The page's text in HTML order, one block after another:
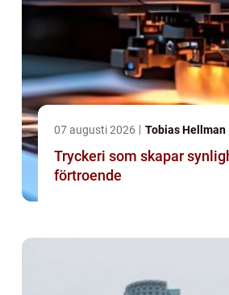
07 augusti 2026 Tobias Hellman
Tryckeri som skapar
förtroende